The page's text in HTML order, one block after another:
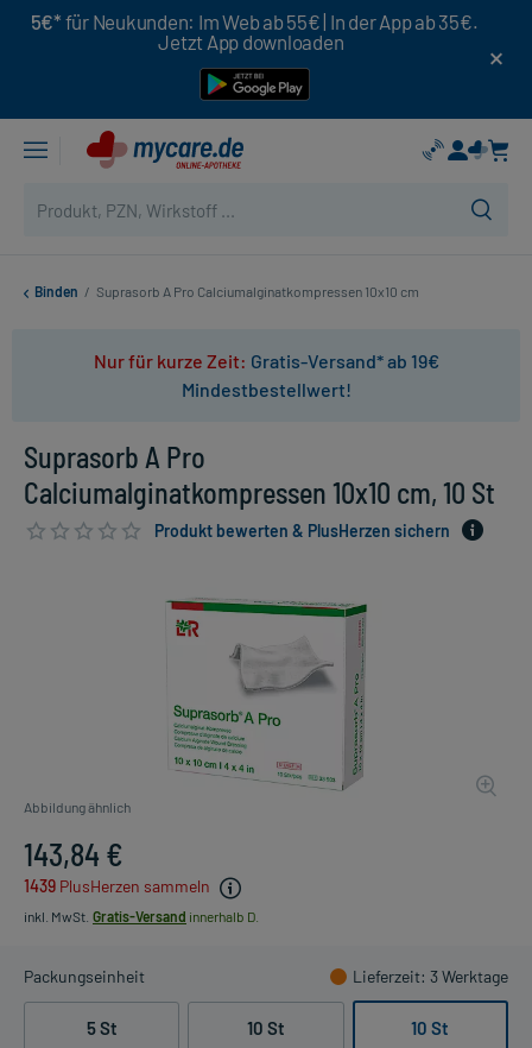
5€* für Neukunden: Im Web ab 55€ | In der App ab 35€.
Jetzt App downloaden
Binden / Suprasorb A Pro Calciumalginatkompressen 10x10 cm
Nur für kurze Zeit: Gratis-Versand* ab 19€
Mindestbestellwert!
Suprasorb A Pro
Calciumalginatkompressen 10x10 cm, 10 St
Produkt bewerten & PlusHerzen sichern
Abbildung ähnlich
143,84 €
1439 PlusHerzen sammeln
inkl. MwSt. Gratis-Versand innerhalb D.
Packungseinheit Lieferzeit: 3 Werktage
5 St 10 St 10 St